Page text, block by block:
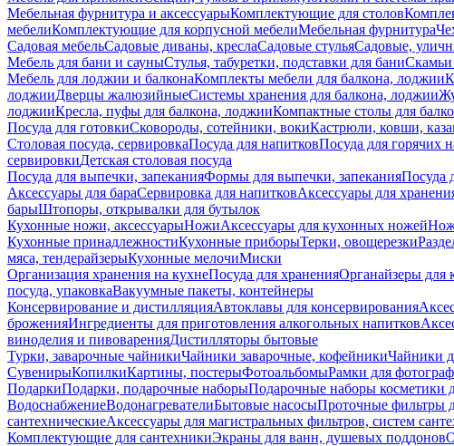
Мебельная фурнитура и аксессуарыКомплектующие для столов
мебелиКомплектующие для корпусной мебелиМебельная фурнитура
Садовая мебельСадовые диваны, креслаСадовые стульяСадовые,
Мебель для бани и сауныСтулья, табуретки, подставки для баниСкамьи
Мебель для лоджии и балконаКомплекты мебели для балкона, лоджии
лоджииДверцы жалюзийныеСистемы хранения для балкона, лоджии
лоджииКресла, пуфы для балкона, лоджииКомпактные столы для
Посуда для готовкиСковороды, сотейники, вокиКастрюли, ковши,
Столовая посуда, сервировкаПосуда для напитковПосуда для горячих
сервировкиДетская столовая посуда
Посуда для выпечки, запеканияФормы для выпечки, запеканияПосуда
Аксессуары для бараСервировка для напитковАксессуары для
барыШтопоры, открывалки для бутылок
Кухонные ножи, аксессуарыНожиАксессуары для кухонных ножей
Кухонные принадлежностиКухонные приборыТерки, овощерезки
мяса, тендерайзерыКухонные мелочиМиски
Организация хранения на кухнеПосуда для храненияОрганайзеры для
посуда, упаковкаВакуумные пакеты, контейнеры
Консервирование и дистилляцияАвтоклавы для консервирования
броженияИнгредиенты для приготовления алкогольных напитков
виноделия и пивоваренияДистилляторы бытовые
Турки, заварочные чайникиЧайники заварочные, кофейникиЧайники
СувенирыКопилкиКартины, постерыФотоальбомыРамки для
ПодаркиПодарки, подарочные наборыПодарочные наборы косметики
ВодоснабжениеВодонагревателиБытовые насосыПроточные фильтры
сантехническиеАксессуары для магистральных фильтров, систем
Комплектующие для сантехникиЭкраны для ванн, душевых поддонов